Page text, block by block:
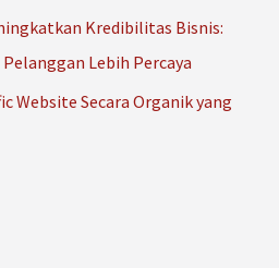
Kredibilitas Bisnis:
Lebih Percaya
Website Secara Organik yang